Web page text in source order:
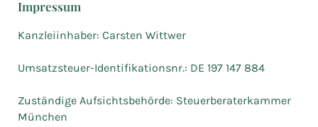
Impressum
Kanzleiinhaber: Carsten Wittwer
Umsatzsteuer-Identifikationsnr.: DE 197 147 884
Zuständige Aufsichtsbehörde: Steuerberaterkammer
München